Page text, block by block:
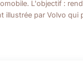
L'objectif :
illustrée par Volvo qui